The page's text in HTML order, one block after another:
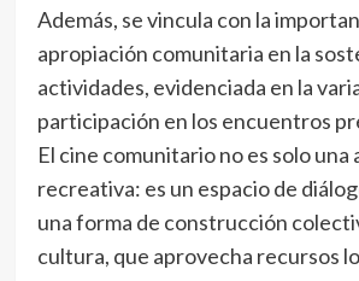
Además, se vincula con la
apropiación comunitaria en la
actividades, evidenciada en la
participación en los encuentros
El cine comunitario no es solo una
recreativa: es un espacio de
una forma de construcción
cultura, que aprovecha recursos